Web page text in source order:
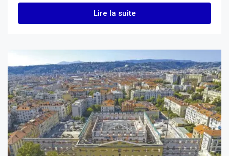
Lire la suite